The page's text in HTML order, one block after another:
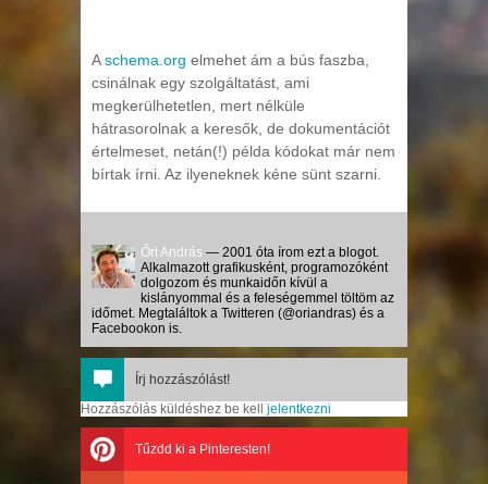
Aschema.org elmehet ám a bús faszba,
csinálnak egy szolgáltatást, ami
megkerülhetetlen, mert nélküle
hátrasorolnak a keresők, de dokumentációt
értelmeset, netán(!) példa kódokat már nem
bírtak írni. Az ilyeneknek kéne sünt szarni.
Őri András — 2001 óta írom ezt a blogot.
Alkalmazott grafikusként, programozóként
dolgozom és munkaidőn kívül a
kislányommal és a feleségemmel töltöm az
időmet. Megtaláltok a Twitteren (@oriandras) és a
Facebookon is.
Írj hozzászólást!
Hozzászólás küldéshez be kell jelentkezni
Tűzdd ki a Pinteresten!